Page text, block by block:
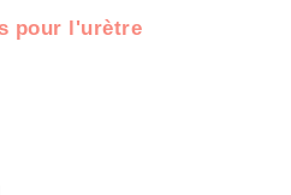
pour l'urètre